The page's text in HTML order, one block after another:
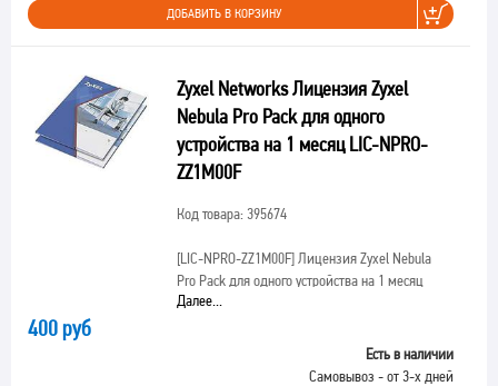
ДОБАВИТЬ В КОРЗИНУ
Zyxel Networks Лицензия Zyxel
Nebula Pro Pack для одного
устройства на 1 месяц LIC-NPRO-
ZZ1M00F
Код товара: 395674
[LIC-NPRO-ZZ1M00F]Лицензия Zyxel Nebula
Pro Pack для одного устройства на 1 месяц
Далее...
400 руб
Есть в наличии
Самовывоз - от 3-х дней